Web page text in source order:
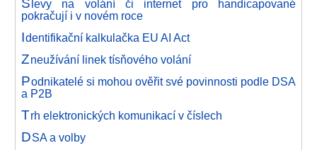
levy na volání či internet pro handicapované
pokračují i v novém roce
Identifikační kalkulačka EU AI Act
Zneužívání linek tísňového volání
Podnikatelé si mohou ověřit své povinnosti podle DSA
a P2B
Trh elektronických komunikací v číslech
DSA a volby